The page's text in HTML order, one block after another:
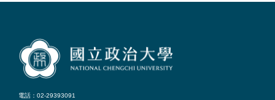
電話：02-29393091